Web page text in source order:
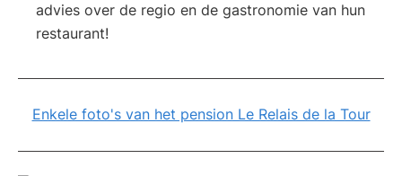
advies over de regio en de gastronomie van hun
restaurant!
Enkele foto's van het pension Le Relais de la Tour